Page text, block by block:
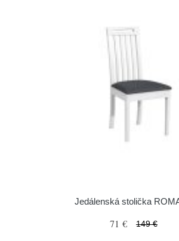
Jedálenská stolička
71 € 149 €